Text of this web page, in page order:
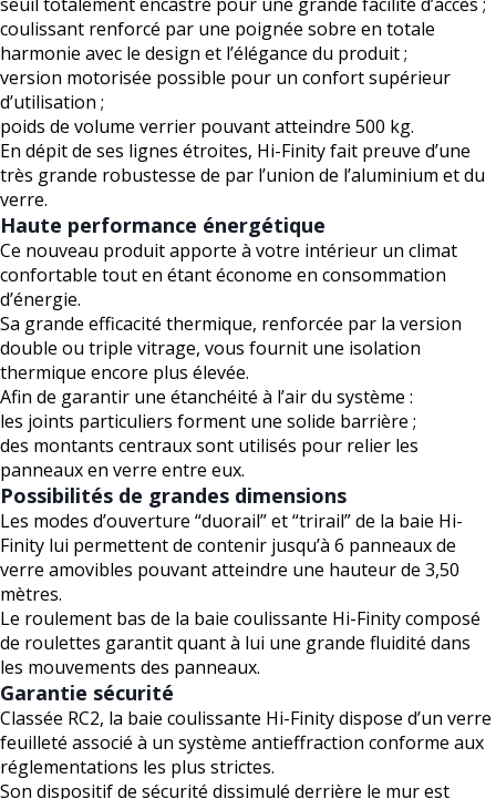
coulissant renforcé par une poignée sobre en totale
harmonie avec le design et l’élégance du produit ;
version motorisée possible pour un confort supérieur
d’utilisation ;
poids de volume verrier pouvant atteindre 500 kg.
En dépit de ses lignes étroites, Hi-Finity fait preuve d’une
très grande robustesse de par l’union de l’aluminium et du
verre.
Haute performance énergétique
Ce nouveau produit apporte à votre intérieur un climat
confortable tout en étant économe en consommation
d’énergie.
Sa grande efficacité thermique, renforcée par la version
double ou triple vitrage, vous fournit une isolation
thermique encore plus élevée.
Afin de garantir une étanchéité à l’air du système :
les joints particuliers forment une solide barrière ;
des montants centraux sont utilisés pour relier les
panneaux en verre entre eux.
Possibilités de grandes dimensions
Les modes d’ouverture “duorail” et “trirail” de la baie Hi-
Finity lui permettent de contenir jusqu’à 6 panneaux de
verre amovibles pouvant atteindre une hauteur de 3,50
mètres.
Le roulement bas de la baie coulissante Hi-Finity composé
de roulettes garantit quant à lui une grande fluidité dans
les mouvements des panneaux.
Garantie sécurité
Classée RC2, la baie coulissante Hi-Finity dispose d’un verre
feuilleté associé à un système antieffraction conforme aux
réglementations les plus strictes.
Son dispositif de sécurité dissimulé derrière le mur est